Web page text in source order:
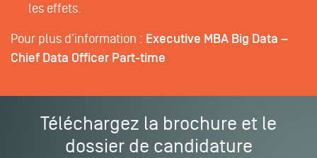
les effets.
Pour plus d’information : Executive MBA Big Data –
Chief Data Officer Part-time
Téléchargez la brochure et le
dossier de candidature